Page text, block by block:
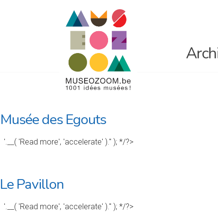
Musée des Egouts
'.__( 'Read more', 'accelerate' ).'' ); */?>
Le Pavillon
'.__( 'Read more', 'accelerate' ).'' ); */?>